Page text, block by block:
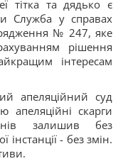
тітка та дядько є
Служба у справах
№ 247, яке
рішення
інтересам
апеляційний суд
апеляційні скарги
залишив без
- без змін.